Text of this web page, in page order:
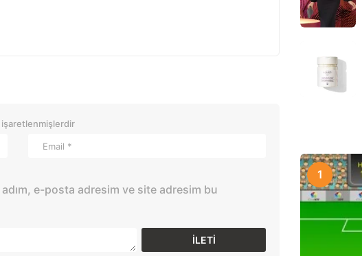
işaretlenmişlerdir
e-posta adresim ve site adresim bu
1